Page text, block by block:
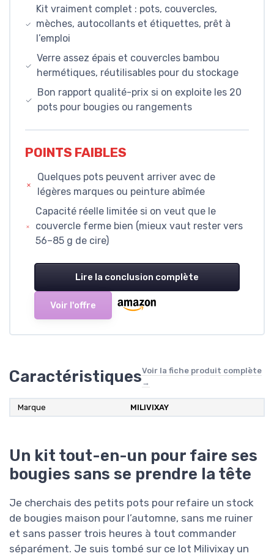
Kit vraiment complet : pots, couvercles,
mèches, autocollants et étiquettes, prêt à
l’emploi
Verre assez épais et couvercles bambou
hermétiques, réutilisables pour du stockage
Bon rapport qualité-prix si on exploite les 20
pots pour bougies ou rangements
POINTS FAIBLES
Quelques pots peuvent arriver avec de
légères marques ou peinture abîmée
Capacité réelle limitée si on veut que le
couvercle ferme bien (mieux vaut rester vers
56–85 g de cire)
Lire la conclusion complète
Voir l'offre
CaractéristiquesVoir la fiche produit complète
→
Marque MILIVIXAY
Un kit tout-en-un pour faire ses
bougies sans se prendre la tête
Je cherchais des petits pots pour refaire un stock
de bougies maison pour l’automne, sans me ruiner
et sans passer trois heures à tout commander
séparément. Je suis tombé sur ce lot Milivixay un